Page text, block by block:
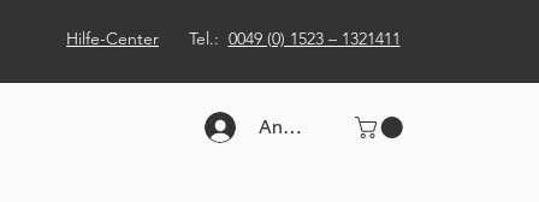
Hilfe-Center Tel.: 0049 (0) 1523 – 1321411
Anmelden